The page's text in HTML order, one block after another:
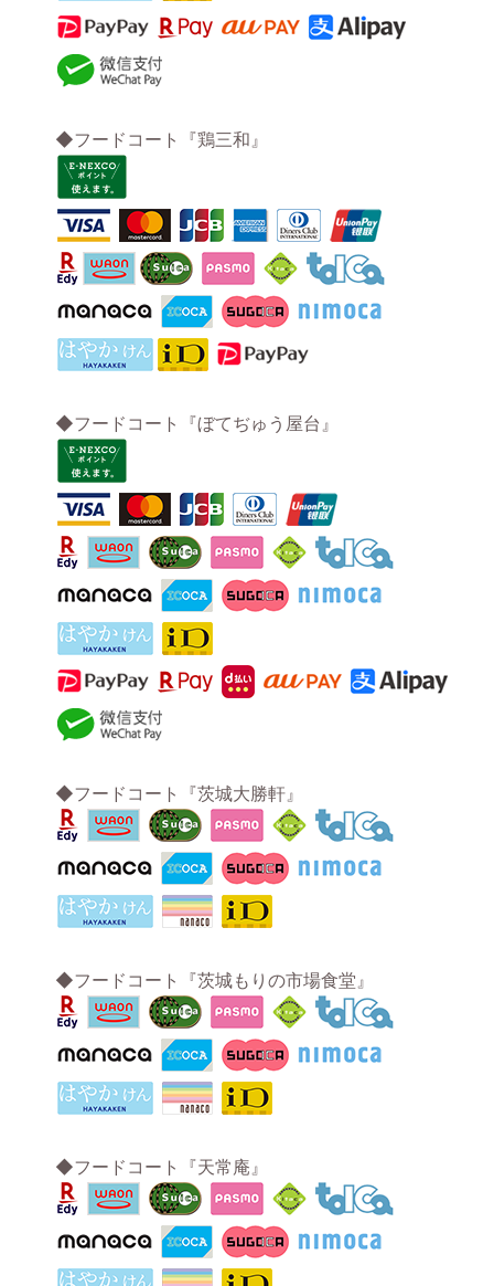
◆フードコート『鶏三和』
◆フードコート『ぼてぢゅう屋台』
◆フードコート『茨城大勝軒』
◆フードコート『茨城もりの市場食堂』
◆フードコート『天常庵』